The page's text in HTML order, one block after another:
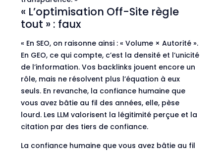
« L’optimisation Off-Site règle
tout » : faux
« En SEO, on raisonne ainsi : « Volume × Autorité ».
En GEO, ce qui compte, c’est la densité et l’unicité
de l’information. Vos backlinks jouent encore un
rôle, mais ne résolvent plus l’équation à eux
seuls. En revanche, la confiance humaine que
vous avez bâtie au fil des années, elle, pèse
lourd. Les LLM valorisent la légitimité perçue et la
citation par des tiers de confiance.
La confiance humaine que vous avez bâtie au fil